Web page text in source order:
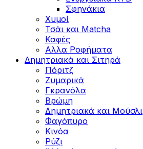
Σφηνάκια
Χυμοί
Τσάι και Matcha
Καφές
Αλλα Ροφήματα
Δημητριακά και Σιτηρά
Πόριτζ
Ζυμαρικά
Γκρανόλα
Βρώμη
Δημητριακά και Μούσλι
Φαγόπυρο
Κινόα
Ρύζι